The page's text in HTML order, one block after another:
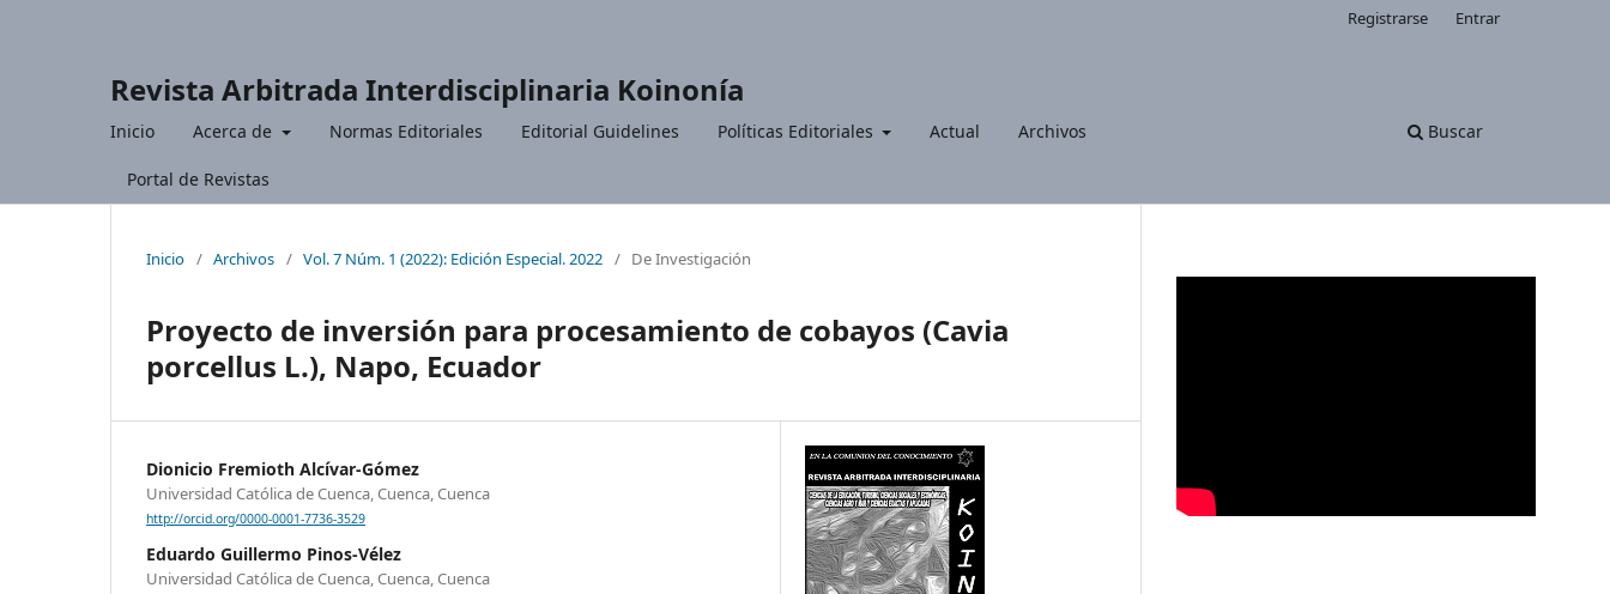
Revista Arbitrada Interdisciplinaria Koinonía
Inicio Acerca de Normas Editoriales Editorial Guidelines Políticas Editoriales Actual Archivos
Portal de Revistas
Buscar
Registrarse Entrar
Inicio / Archivos / Vol. 7 Núm. 1 (2022): Edición Especial. 2022 / De Investigación
Proyecto de inversión para procesamiento de cobayos (Cavia
porcellus L.), Napo, Ecuador
Dionicio Fremioth Alcívar-Gómez
Universidad Católica de Cuenca, Cuenca, Cuenca
http://orcid.org/0000-0001-7736-3529
Eduardo Guillermo Pinos-Vélez
Universidad Católica de Cuenca, Cuenca, Cuenca